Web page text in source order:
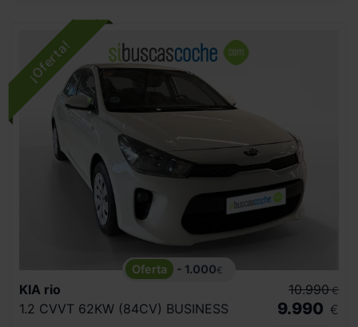
- 1.000€
KIA rio
1.2 CVVT 62KW (84CV) BUSINESS
10.990 €
9.990 €